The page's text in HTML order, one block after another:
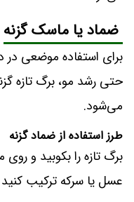
ضماد یا ماسک گزنه
برای استفاده موضعی در
حتی رشد مو، برگ تازه
می‌شود.
طرز استفاده از ضماد گزنه
برگ تازه را بکوبید و
عسل یا سرکه ترکیب کنید